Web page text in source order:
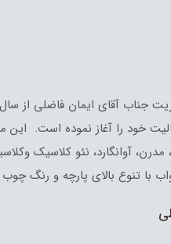
خود را آغاز نموده است.
مدرن، آوانگارد، نئو کلاسیک
با تنوع بالای پارچه و رنگ